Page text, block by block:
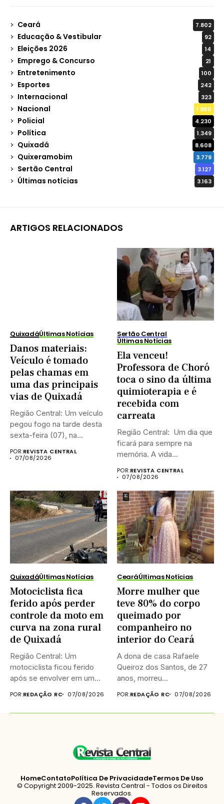
Ceará 7.802
Educação & Vestibular 92
Eleições 2026 14
Emprego & Concurso 21
Entretenimento 100
Esportes 242
Internacional 323
Nacional 1.960
Policial 4.230
Política 1.349
Quixadá 8.608
Quixeramobim 3.779
Sertão Central 3.127
Últimas notícias 3.163
ARTIGOS RELACIONADOS
QuixadáÚltimas Notícias
Danos materiais:
Veículo é tomado
pelas chamas em
uma das principais
vias de Quixadá
Região Central: Um veículo
pegou fogo na tarde desta
sexta-feira (07), na...
POR:REVISTA CENTRAL
07/08/2026
Sertão Central
Últimas Notícias
Ela venceu!
Professora de Choró
toca o sino da última
quimioterapia e é
recebida com
carreata
Região Central: Um dia que
ficará para sempre na
memória. A vida...
POR:REVISTA CENTRAL
07/08/2026
QuixadáÚltimas Notícias
Motociclista fica
ferido após perder
controle da moto em
curva na zona rural
de Quixadá
Região Central: Um
motociclista ficou ferido
após se envolver em um
acidente...
POR:REDAÇÃO RC 07/08/2026
CearáÚltimas Notícias
Morre mulher que
teve 80% do corpo
queimado por
companheiro no
interior do Ceará
A dona de casa Rafaele
Queiroz dos Santos, de 27
anos, morreu...
POR:REDAÇÃO RC 07/08/2026
HomeContatoPolítica De PrivacidadeTermos De Uso
© Copyright 2009-2025. Revista Central - Todos os Direitos
Reservados.